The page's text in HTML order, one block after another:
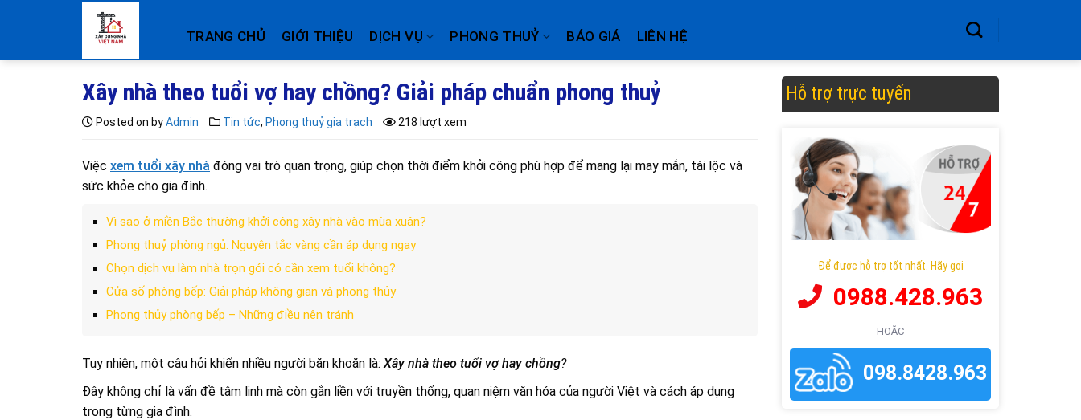
TRANG CHỦ GIỚI THIỆU DỊCH VỤ PHONG THUỶ BÁO GIÁ LIÊN HỆ
Xây nhà theo tuổi vợ hay chồng? Giải pháp chuẩn phong thuỷ
Posted on byAdmin Tin tức, Phong thuỷ gia trạch 218 lượt xem
Việc xem tuổi xây nhà đóng vai trò quan trọng, giúp chọn thời điểm khởi công phù hợp để mang lại may mắn, tài lộc và
sức khỏe cho gia đình.
Vì sao ở miền Bắc thường khởi công xây nhà vào mùa xuân?
Phong thuỷ phòng ngủ: Nguyên tắc vàng cần áp dụng ngay
Chọn dịch vụ làm nhà trọn gói có cần xem tuổi không?
Cửa số phòng bếp: Giải pháp không gian và phong thủy
Phong thủy phòng bếp – Những điều nên tránh
Tuy nhiên, một câu hỏi khiến nhiều người băn khoăn là: Xây nhà theo tuổi vợ hay chồng?
Đây không chỉ là vấn đề tâm linh mà còn gắn liền với truyền thống, quan niệm văn hóa của người Việt và cách áp dụng
trong từng gia đình.
Hỗ trợ trực tuyến
Để được hỗ trợ tốt nhất. Hãy gọi
0988.428.963
HOẶC
098.8428.963